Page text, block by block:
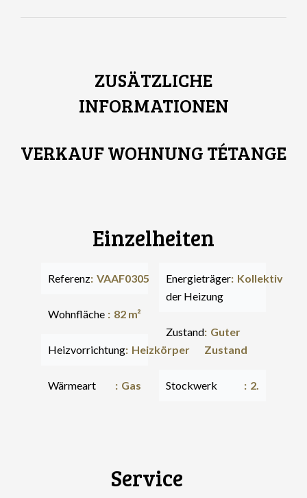
ZUSÄTZLICHE
INFORMATIONEN
VERKAUF WOHNUNG TÉTANGE
Einzelheiten
Referenz VAAF0305
Wohnfläche 82 m²
Heizvorrichtung Heizkörper
Wärmeart Gas
Energieträger
der Heizung
Kollektiv
Zustand Guter
Zustand
Stockwerk 2.
Service